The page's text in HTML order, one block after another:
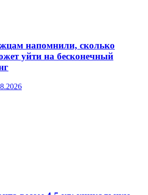
напомнили, сколько
уйти на бесконечный